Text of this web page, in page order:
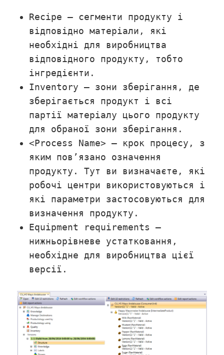
Recipe – сегменти продукту і
відповідно матеріали, які
необхідні для виробництва
відповідного продукту, тобто
інгредієнти.
Inventory – зони зберігання, де
зберігається продукт і всі
партії матеріалу цього продукту
для обраної зони зберігання.
<Process Name> – крок процесу, з
яким пов’язано означення
продукту. Тут ви визначаєте, які
робочі центри використовуються і
які параметри застосовуються для
визначення продукту.
Equipment requirements –
нижньорівневе устатковання,
необхідне для виробництва цієї
версії.